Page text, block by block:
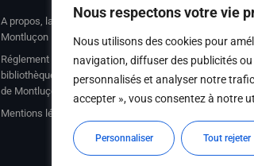
Nous respectons votre vie
Nous utilisons des cookies pour
navigation, diffuser des publicités
personnalisés et analyser notre
accepter », vous consentez à notre
Personnaliser Tout rejeter
A propos, la société Les Amis de
Montluçon
Réglement de consultation de la
bibliothèque et des archives des Amis
de Montluçon
Mentions légales
Adhésion